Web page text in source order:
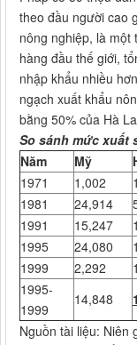
theo đầu người cao
nông nghiệp, là
hàng đầu thế giới,
nhập khẩu nhiều
ngạch xuất khẩu
bằng 50% của Hà
So sánh mức xuất
Năm
Mỹ
1971
1,002
1981
24,914
1991
15,247
1995
24,080
1999
2,292
1995-
1999
14,848
Nguồn tài liệu: Niên